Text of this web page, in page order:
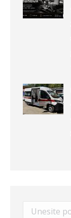
Search: